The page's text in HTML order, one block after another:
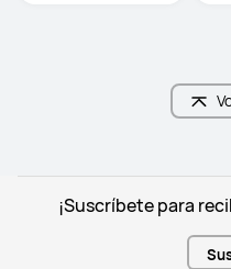
¡Suscríbete para